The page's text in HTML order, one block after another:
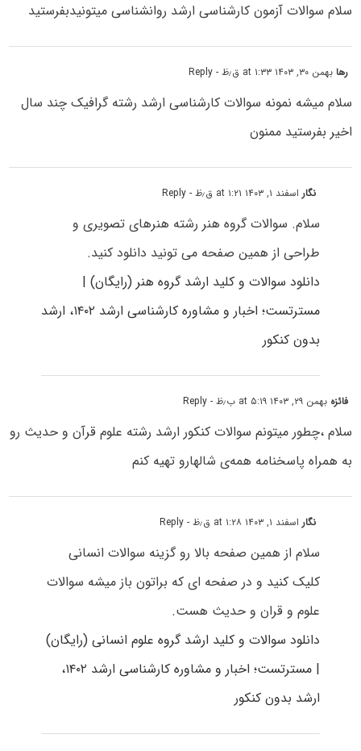
سلام سوالات آزمون کارشناسی ارشد روانشناسی میتونیدبفرستید
رهابهمن ۳۰, ۱۴۰۳ at ۱:۳۳ ق٫ظ - Reply
سلام میشه نمونه سوالات کارشناسی ارشد رشته گرافیک چند سال
اخیر بفرستید ممنون
نگاراسفند ۱, ۱۴۰۳ at ۱:۲۱ ق٫ظ - Reply
سلام. سوالات گروه هنر رشته هنرهای تصویری و
طراحی از همین صفحه می تونید دانلود کنید.
دانلود سوالات و کلید ارشد گروه هنر (رایگان) |
مسترتست؛ اخبار و مشاوره کارشناسی ارشد ۱۴۰۲، ارشد
بدون کنکور
فائزه بهمن ۲۹, ۱۴۰۳ at ۵:۱۹ ب٫ظ - Reply
سلام ،چطور میتونم سوالات کنکور ارشد رشته علوم قرآن و حدیث رو
به همراه پاسخنامه همه‌ی شالهارو تهیه کنم
نگاراسفند ۱, ۱۴۰۳ at ۱:۲۸ ق٫ظ - Reply
سلام از همین صفحه بالا رو گزینه سوالات انسانی
کلیک کنید و در صفحه ای که براتون باز میشه سوالات
علوم و قران و حدیث هست.
دانلود سوالات و کلید ارشد گروه علوم انسانی (رایگان)
| مسترتست؛ اخبار و مشاوره کارشناسی ارشد ۱۴۰۲،
ارشد بدون کنکور